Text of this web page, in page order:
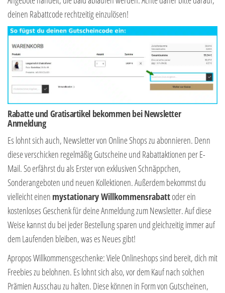
deinen Rabattcode rechtzeitig einzulösen!
Rabatte und Gratisartikel bekommen bei Newsletter
Anmeldung
Es lohnt sich auch, Newsletter von Online Shops zu abonnieren. Denn
diese verschicken regelmäßig Gutscheine und Rabattaktionen per E-
Mail. So erfährst du als Erster von exklusiven Schnäppchen,
Sonderangeboten und neuen Kollektionen. Außerdem bekommst du
vielleicht einen mystationary Willkommensrabattoder ein
kostenloses Geschenk für deine Anmeldung zum Newsletter. Auf diese
Weise kannst du bei jeder Bestellung sparen und gleichzeitig immer auf
dem Laufenden bleiben, was es Neues gibt!
Apropos Willkommensgeschenke: Viele Onlineshops sind bereit, dich mit
Freebies zu belohnen. Es lohnt sich also, vor dem Kauf nach solchen
Prämien Ausschau zu halten. Diese können in Form von Gutscheinen,